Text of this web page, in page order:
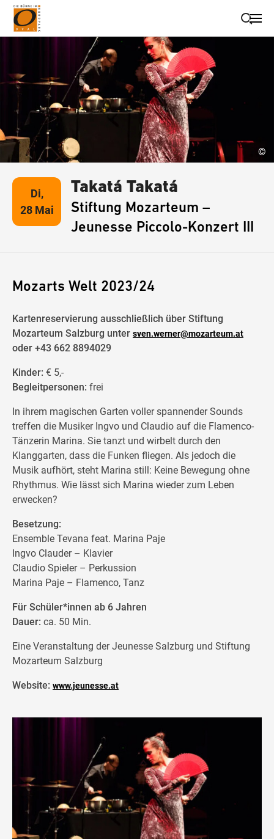
Suche schließen
Wegbeschreibung erhalten
©
Di,
28 Mai
Takatá Takatá
Stiftung Mozarteum –
Jeunesse Piccolo-Konzert III
Mozarts Welt 2023/24
Kartenreservierung ausschließlich über Stiftung
Mozarteum Salzburg unter sven.werner@mozarteum.at
oder +43 662 8894029
Kinder: € 5,-
Begleitpersonen: frei
In ihrem magischen Garten voller spannender Sounds
treffen die Musiker Ingvo und Claudio auf die Flamenco-
Tänzerin Marina. Sie tanzt und wirbelt durch den
Klanggarten, dass die Funken fliegen. Als jedoch die
Musik aufhört, steht Marina still: Keine Bewegung ohne
Rhythmus. Wie lässt sich Marina wieder zum Leben
erwecken?
Besetzung:
Ensemble Tevana feat. Marina Paje
Ingvo Clauder – Klavier
Claudio Spieler – Perkussion
Marina Paje – Flamenco, Tanz
Für Schüler*innen ab 6 Jahren
Dauer: ca. 50 Min.
Eine Veranstaltung der Jeunesse Salzburg und Stiftung
Mozarteum Salzburg
Website: www.jeunesse.at